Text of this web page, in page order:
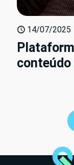
14/07/2025